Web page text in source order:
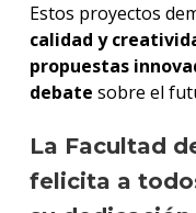
Estos proyectos
calidad y
propuestas
debate sobre el
La Facultad
felicita a